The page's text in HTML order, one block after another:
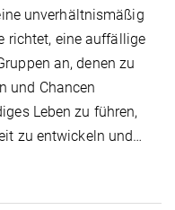
unverhältnismäßig
richtet, eine auffällige
an, denen zu
und Chancen
Leben zu führen,
zu entwickeln und…